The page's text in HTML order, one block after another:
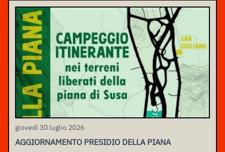
giovedì 30 luglio 2026
AGGIORNAMENTO PRESIDIO DELLA PIANA